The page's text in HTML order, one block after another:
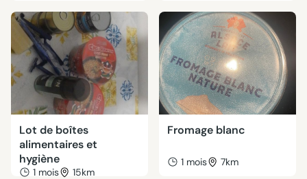
Lot de boîtes
alimentaires et
hygiène
1 mois 15km
Fromage blanc
1 mois 7km